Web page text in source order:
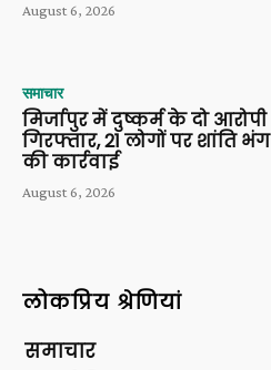
August 6, 2026
समाचार
मिर्जापुर में दुष्कर्म के दो आरोपी
गिरफ्तार, 21 लोगों पर शांति भंग
की कार्रवाई
August 6, 2026
लोकप्रिय श्रेणियां
समाचार